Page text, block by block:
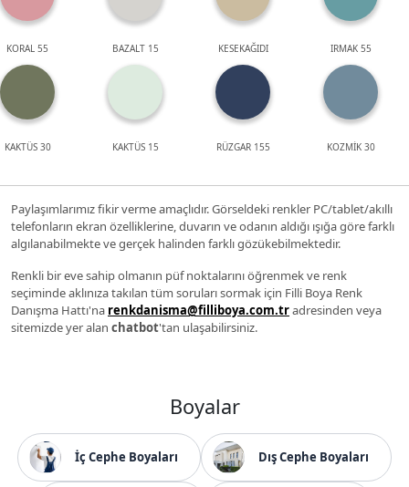
KORAL 55 BAZALT 15 KESEKAĞIDI IRMAK 55
KAKTÜS 30 KAKTÜS 15 RÜZGAR 155 KOZMİK 30
Paylaşımlarımız fikir verme amaçlıdır. Görseldeki renkler PC/tablet/akıllı
telefonların ekran özelliklerine, duvarın ve odanın aldığı ışığa göre farklı
algılanabilmekte ve gerçek halinden farklı gözükebilmektedir.
Renkli bir eve sahip olmanın püf noktalarını öğrenmek ve renk
seçiminde aklınıza takılan tüm soruları sormak için Filli Boya Renk
Danışma Hattı'na renkdanisma@filliboya.com.tradresinden veya
sitemizde yer alan chatbot'tan ulaşabilirsiniz.
Boyalar
İç Cephe Boyaları Dış Cephe Boyaları